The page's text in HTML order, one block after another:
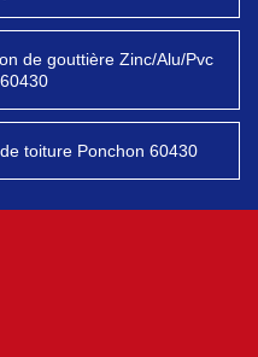
de gouttière Zinc/Alu/Pvc
toiture Ponchon 60430